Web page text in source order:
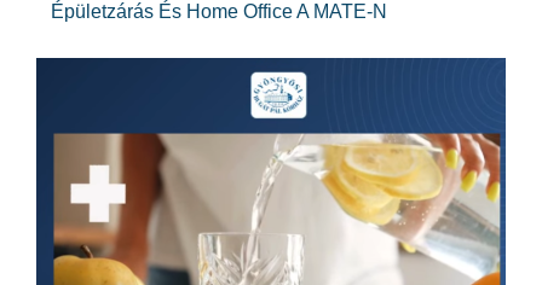
Épületzárás És Home Office A MATE-N